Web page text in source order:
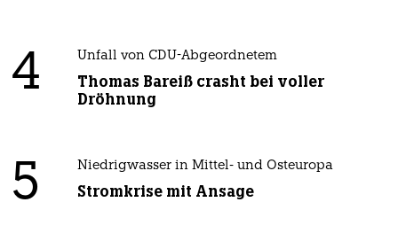
4 Unfall von CDU-Abgeordnetem
Thomas Bareiß crasht bei voller
Dröhnung
5 Niedrigwasser in Mittel- und Osteuropa
Stromkrise mit Ansage